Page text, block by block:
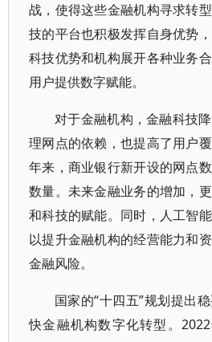
战，使得这些金融机构寻求转
技的平台也积极发挥自身优势
科技优势和机构展开各种业务
用户提供数字赋能。
对于金融机构，金融科技
理网点的依赖，也提高了用户
年来，商业银行新开设的网点
数量。未来金融业务的增加，
和科技的赋能。同时，人工智
以提升金融机构的经营能力和
金融风险。
国家的“十四五”规划提出
快金融机构数字化转型。